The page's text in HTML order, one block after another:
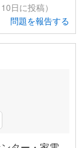
日に投稿）
問題を報告する